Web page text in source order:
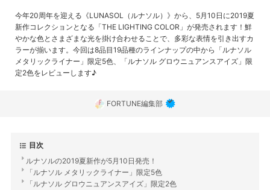
今年20周年を迎える《LUNASOL（ルナソル）》から、5月10日に2019夏
新作コレクションとなる「THE LIGHTING COLOR」が発売されます！鮮
やかな色とさまざまな光を掛け合わせることで、多彩な表情を引き出すカ
ラーが揃います。今回は8品目19品種のラインナップの中から「ルナソル
メタリックライナー」限定5色、「ルナソル グロウニュアンスアイズ」限
定2色をレビューします♪
FORTUNE編集部
目次
ルナソルの2019夏新作が5月10日発売！
「ルナソル メタリックライナー」限定5色
「ルナソル グロウニュアンスアイズ」限定2色